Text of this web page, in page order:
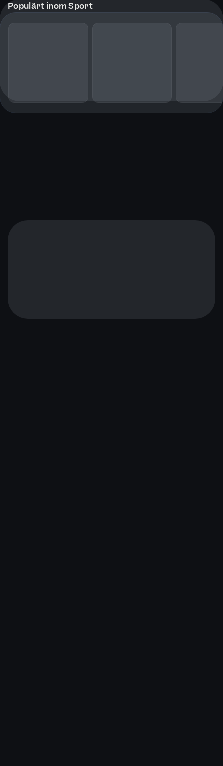
Populärt inom Sport